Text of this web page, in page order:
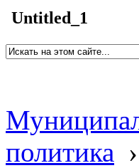
Untitled_1
политика ›